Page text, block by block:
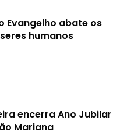
Evangelho abate os
humanos
encerra Ano Jubilar
Mariana